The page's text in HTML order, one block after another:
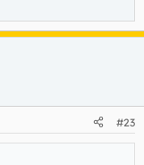
#23